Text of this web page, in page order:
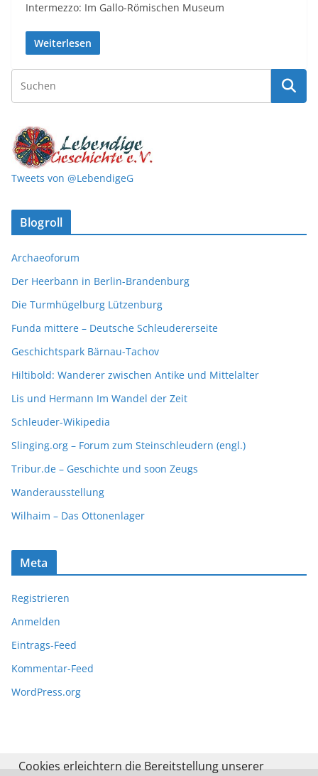
Intermezzo: Im Gallo-Römischen Museum
Weiterlesen
Tweets von @LebendigeG
Blogroll
Archaeoforum
Der Heerbann in Berlin-Brandenburg
Die Turmhügelburg Lützenburg
Funda mittere – Deutsche Schleudererseite
Geschichtspark Bärnau-Tachov
Hiltibold: Wanderer zwischen Antike und Mittelalter
Lis und Hermann Im Wandel der Zeit
Schleuder-Wikipedia
Slinging.org – Forum zum Steinschleudern (engl.)
Tribur.de – Geschichte und soon Zeugs
Wanderausstellung
Wilhaim – Das Ottonenlager
Meta
Registrieren
Anmelden
Eintrags-Feed
Kommentar-Feed
WordPress.org
Cookies erleichtern die Bereitstellung unserer